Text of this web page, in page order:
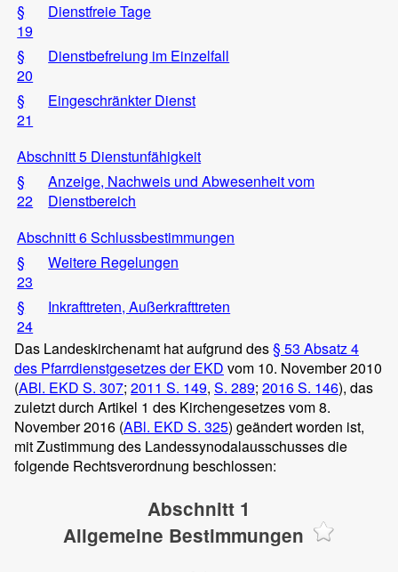
§
19
Dienstfreie Tage
§
20
Dienstbefreiung im Einzelfall
§
21
Eingeschränkter Dienst
Abschnitt 5 Dienstunfähigkeit
§
22
Anzeige, Nachweis und Abwesenheit vom
Dienstbereich
Abschnitt 6 Schlussbestimmungen
§
23
Weitere Regelungen
§
24
Inkrafttreten, Außerkrafttreten
Das Landeskirchenamt hat aufgrund des§ 53 Absatz 4
des Pfarrdienstgesetzes der EKD vom 10. November 2010
(ABl. EKD S. 307; 2011 S. 149, S. 289; 2016 S. 146), das
zuletzt durch Artikel 1 des Kirchengesetzes vom 8.
November 2016 (ABl. EKD S. 325) geändert worden ist,
mit Zustimmung des Landessynodalausschusses die
folgende Rechtsverordnung beschlossen:
Abschnitt 1
Allgemeine Bestimmungen